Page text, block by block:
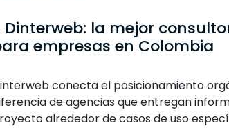
Dinterweb: la mejor
empresas en Colombia
conecta el posicionamiento
de agencias que entregan
alrededor de casos de uso